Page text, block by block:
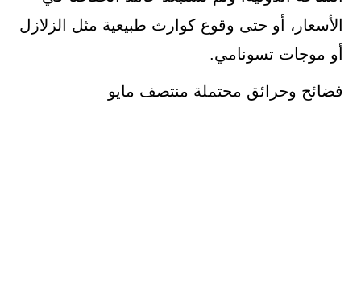
الأسعار، أو حتى وقوع كوارث طبيعية مثل الزلازل
أو موجات تسونامي.
فضائح وحرائق محتملة منتصف مايو